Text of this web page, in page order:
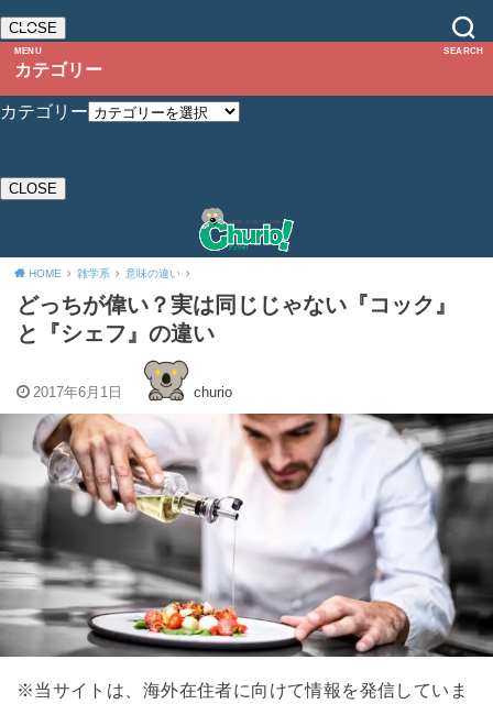
MENU
CLOSE
カテゴリー
カテゴリー
CLOSE
SEARCH
HOME 雑学系 意味の違い
どっちが偉い？実は同じじゃない『コック』
と『シェフ』の違い
2017年6月1日 churio
※当サイトは、海外在住者に向けて情報を発信していま